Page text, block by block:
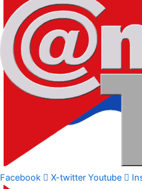
Facebook X-twitter Youtube